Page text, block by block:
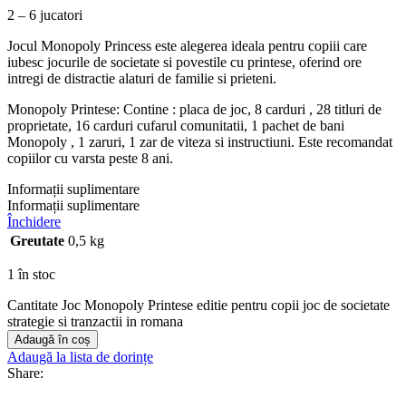
2 – 6 jucatori
Jocul Monopoly Princess este alegerea ideala pentru copiii care
iubesc jocurile de societate si povestile cu printese, oferind ore
intregi de distractie alaturi de familie si prieteni.
Monopoly Printese: Contine : placa de joc, 8 carduri , 28 titluri de
proprietate, 16 carduri cufarul comunitatii, 1 pachet de bani
Monopoly , 1 zaruri, 1 zar de viteza si instructiuni. Este recomandat
copiilor cu varsta peste 8 ani.
Informații suplimentare
Informații suplimentare
Închidere
Greutate 0,5 kg
1 în stoc
Cantitate Joc Monopoly Printese editie pentru copii joc de societate
strategie si tranzactii in romana
Adaugă în coș
Adaugă la lista de dorințe
Share: